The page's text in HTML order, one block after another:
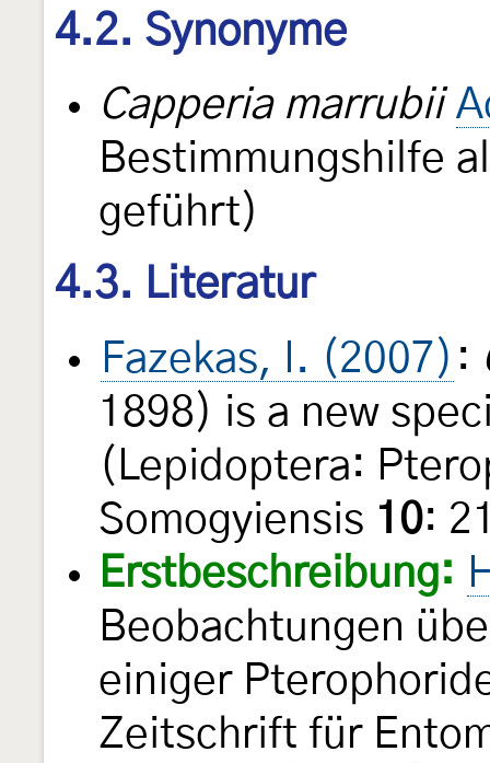
4.2. Synonyme
Capperia marrubii
Bestimmungshilfe
geführt)
4.3. Literatur
Fazekas, I. (2007) :
1898) is a new
(Lepidoptera:
Somogyiensis 10:
Erstbeschreibung:
Beobachtungen
einiger
Zeitschrift für